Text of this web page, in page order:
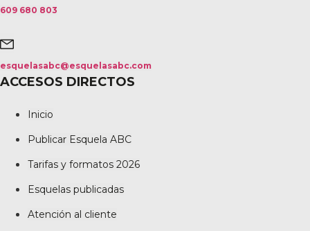
609 680 803
esquelasabc@esquelasabc.com
ACCESOS DIRECTOS
Inicio
Publicar Esquela ABC
Tarifas y formatos 2026
Esquelas publicadas
Atención al cliente